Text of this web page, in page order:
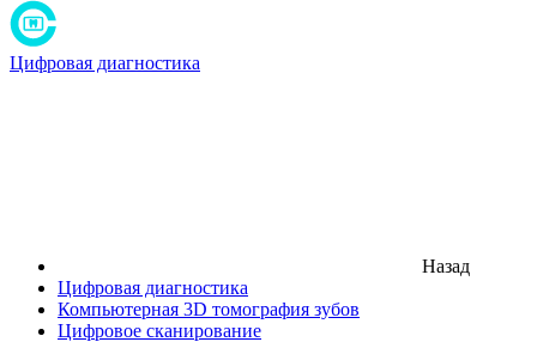
Цифровая диагностика
Назад
Цифровая диагностика
Компьютерная 3D томография зубов
Цифровое сканирование